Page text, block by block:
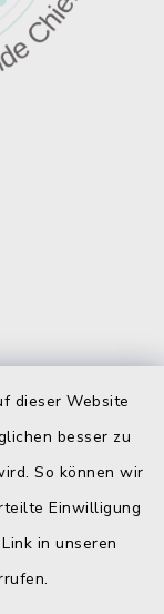
dieser Website
besser zu
So können wir
Einwilligung
in unseren